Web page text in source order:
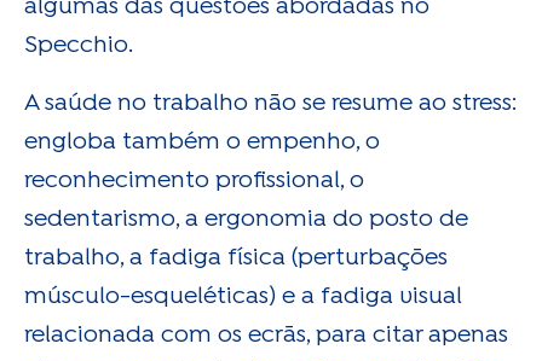
algumas das questões abordadas no
Specchio.
A saúde no trabalho não se resume ao stress:
engloba também o empenho, o
reconhecimento profissional, o
sedentarismo, a ergonomia do posto de
trabalho, a fadiga física (perturbações
músculo-esqueléticas) e a fadiga visual
relacionada com os ecrãs, para citar apenas